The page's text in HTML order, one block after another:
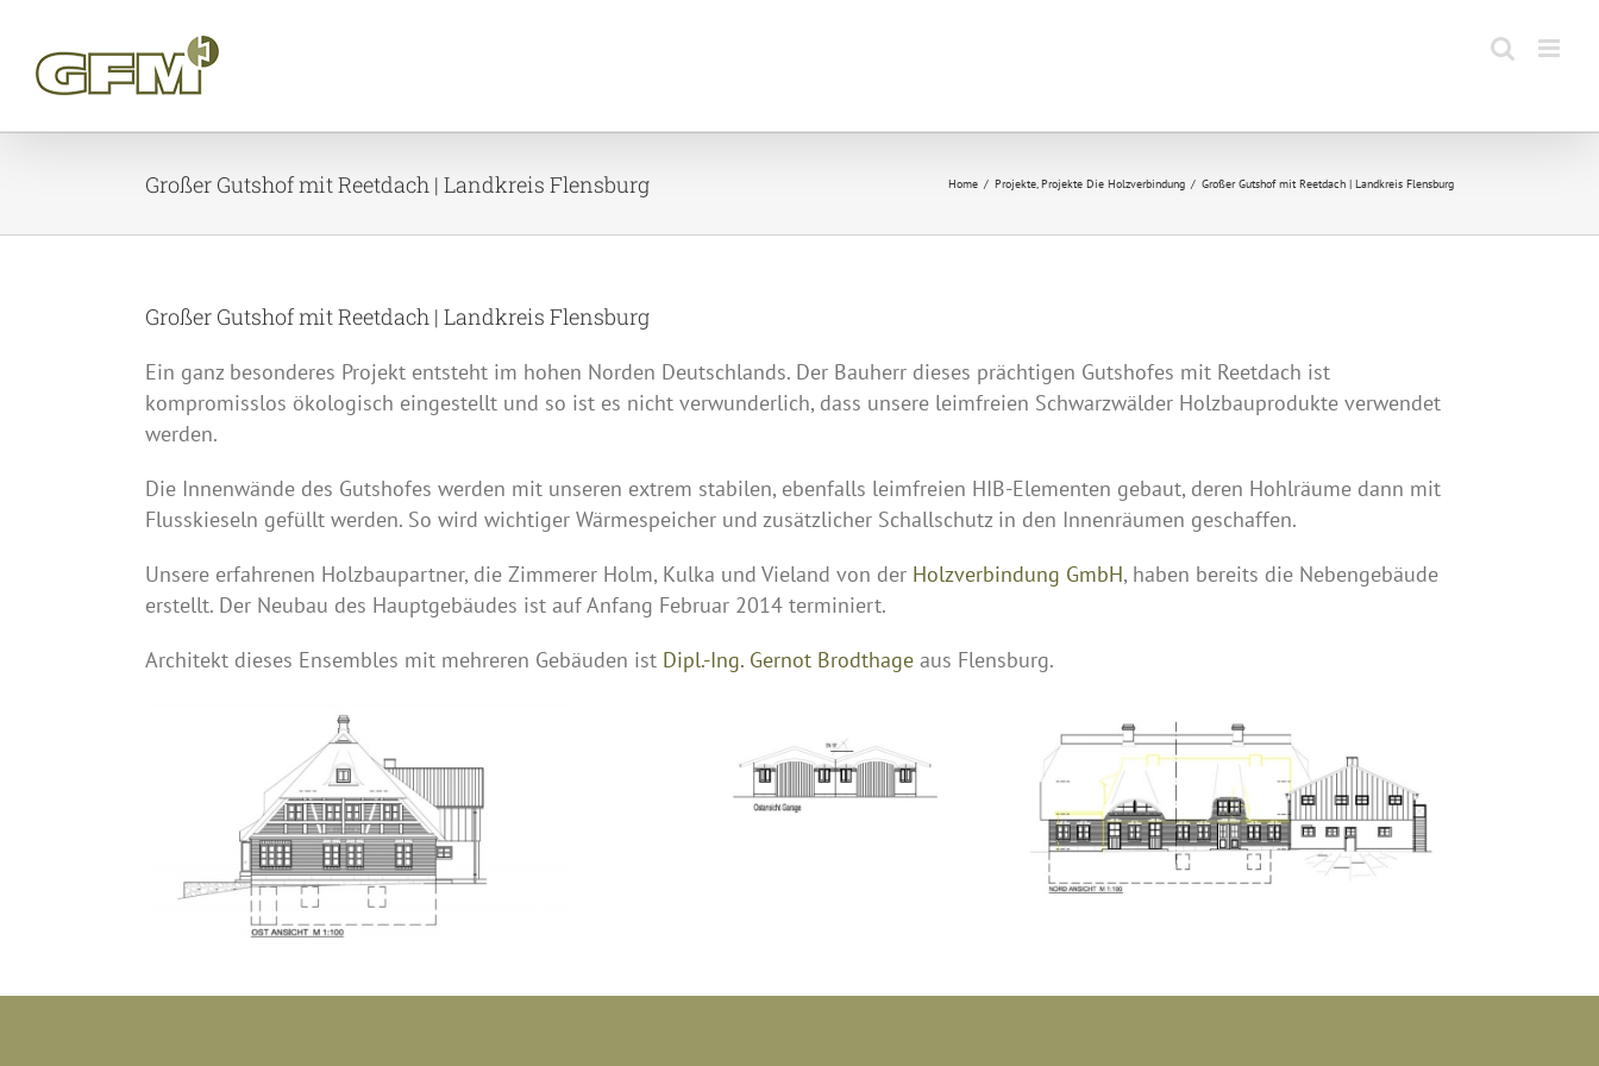
content
Großer Gutshof mit Reetdach | Landkreis Flensburg Home Projekte Projekte Die Holzverbindung Großer Gutshof mit Reetdach | Landkreis Flensburg
Großer Gutshof mit Reetdach | Landkreis Flensburg
Ein ganz besonderes Projekt entsteht im hohen Norden Deutschlands. Der Bauherr dieses prächtigen Gutshofes mit Reetdach ist
kompromisslos ökologisch eingestellt und so ist es nicht verwunderlich, dass unsere leimfreien Schwarzwälder Holzbauprodukte verwendet
werden.
Die Innenwände des Gutshofes werden mit unseren extrem stabilen, ebenfalls leimfreien HIB-Elementen gebaut, deren Hohlräume dann mit
Flusskieseln gefüllt werden. So wird wichtiger Wärmespeicher und zusätzlicher Schallschutz in den Innenräumen geschaffen.
Unsere erfahrenen Holzbaupartner, die Zimmerer Holm, Kulka und Vieland von der Holzverbindung GmbH, haben bereits die Nebengebäude
erstellt. Der Neubau des Hauptgebäudes ist auf Anfang Februar 2014 terminiert.
Architekt dieses Ensembles mit mehreren Gebäuden ist Dipl.-Ing. Gernot Brodthage aus Flensburg.